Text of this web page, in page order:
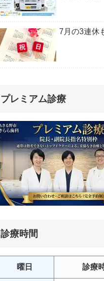
7月の3連休
プレミアム診療
診療時間
曜日 診療